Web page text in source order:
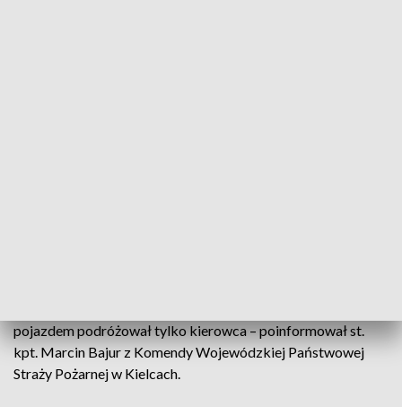
pojazdem podróżował tylko kierowca – poinformował st.
kpt. Marcin Bajur z Komendy Wojewódzkiej Państwowej
Straży Pożarnej w Kielcach.